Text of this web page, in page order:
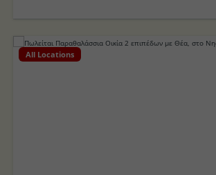
All Locations